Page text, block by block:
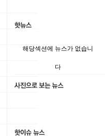
해당섹션에 뉴스가 없습니
다